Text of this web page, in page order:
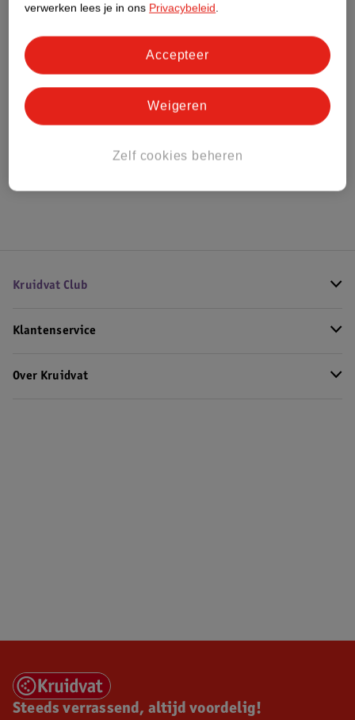
Bestel & Bezorginformatie
Bekijk ook
Kruidvat Club
Klantenservice
Over Kruidvat
Steeds verrassend, altijd voordelig!
verwerken lees je in ons Privacybeleid.
Zelf cookies beheren
Weigeren
Accepteer